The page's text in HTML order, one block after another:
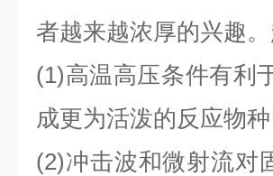
者越来越浓厚的兴趣
(1)高温高压条件有利
成更为活泼的反应物种
(2)冲击波和微射流对